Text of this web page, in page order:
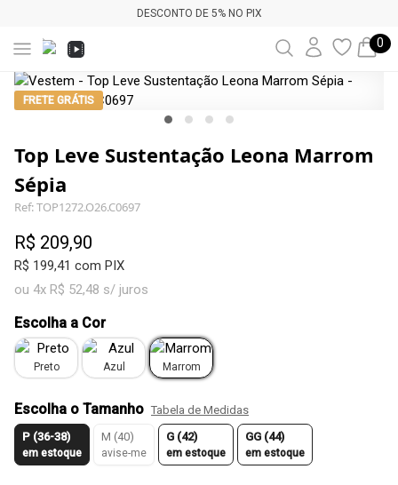
DESCONTO DE 5% NO PIX
0
FRETE GRÁTIS
Top Leve Sustentação Leona Marrom
Sépia
Ref: TOP1272.O26.C0697
R$ 209,90
R$ 199,41 com PIX
ou 4x R$ 52,48 s/ juros
Escolha a Cor
Preto Azul Marrom
Escolha o Tamanho Tabela de Medidas
P (36-38)
em estoque
M (40)
avise-me
G (42)
em estoque
GG (44)
em estoque